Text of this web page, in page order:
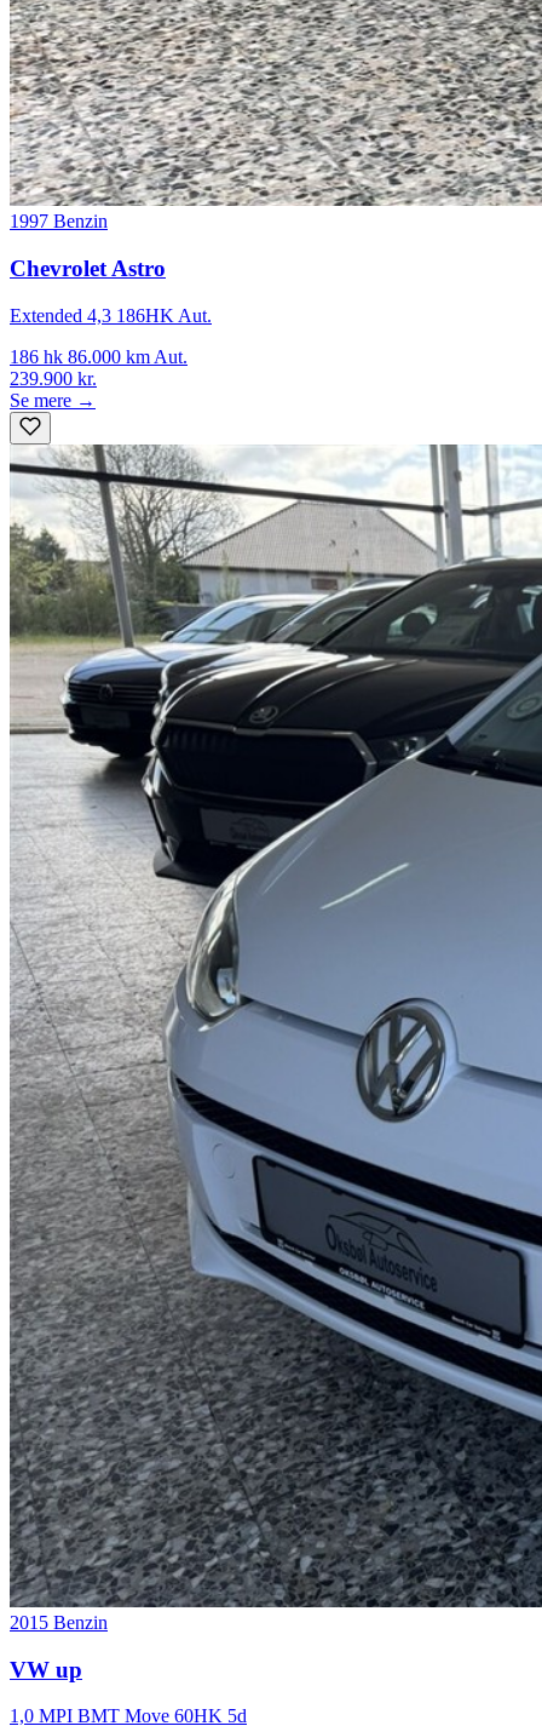
1997 Benzin
Chevrolet Astro
Extended 4,3 186HK Aut.
186 hk 86.000 km Aut.
239.900 kr.
Se mere →
2015 Benzin
VW up
1,0 MPI BMT Move 60HK 5d